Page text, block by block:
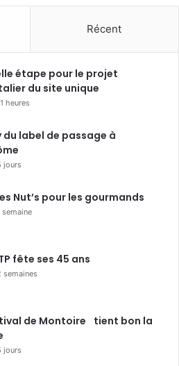
Récent
étape pour le projet
du site unique
heures
du label de passage à
jours
Nut’s pour les gourmands
semaine
fête ses 45 ans
semaines
de Montoire tient bon la
jours